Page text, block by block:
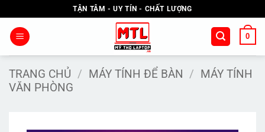
qua
nội
TẬN TÂM - UY TÍN - CHẤT LƯỢNG
0
TRANG CHỦ / MÁY TÍNH ĐỂ BÀN / MÁY TÍNH
VĂN PHÒNG